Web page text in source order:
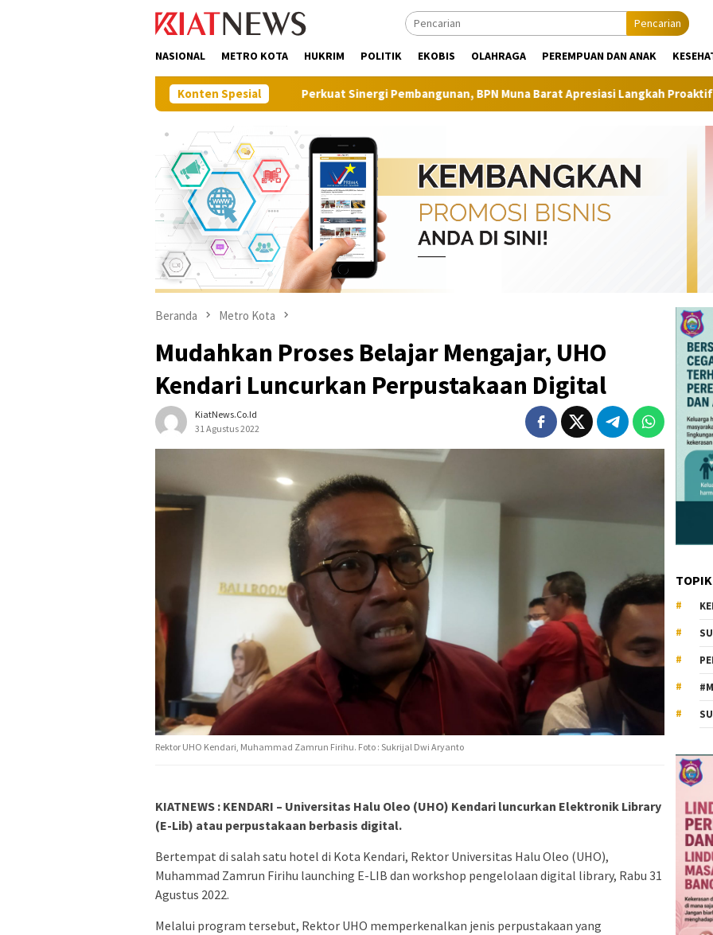
Pencarian
NASIONAL METRO KOTA HUKRIM POLITIK EKOBIS OLAHRAGA PEREMPUAN DAN ANAK
Konten Spesial
Perkuat Sinergi Pembangunan, BPN Muna Barat Apresiasi Langkah Proaktif Dinas Perkim
Beranda Metro Kota
Mudahkan Proses Belajar Mengajar, UHO
Kendari Luncurkan Perpustakaan Digital
KiatNews.co.id
31 Agustus 2022
Rektor UHO Kendari, Muhammad Zamrun Firihu. Foto : Sukrijal Dwi Aryanto
KIATNEWS : KENDARI – Universitas Halu Oleo (UHO) Kendari luncurkan Elektronik Library
(E-Lib) atau perpustakaan berbasis digital.
Bertempat di salah satu hotel di Kota Kendari, Rektor Universitas Halu Oleo (UHO),
Muhammad Zamrun Firihu launching E-LIB dan workshop pengelolaan digital library, Rabu 31
Agustus 2022.
Melalui program tersebut, Rektor UHO memperkenalkan jenis perpustakaan yang